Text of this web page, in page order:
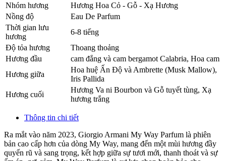
Nhóm hương
Hương Hoa Cỏ - Gỗ - Xạ Hương
Nồng độ
Eau De Parfum
Thời gian lưu
hương
6-8 tiếng
Độ tỏa hương
Thoang thoảng
Hương đầu
cam đắng và cam bergamot Calabria, Hoa cam
Hương giữa
Hoa huệ Ấn Độ và Ambrette (Musk Mallow),
Iris Pallida
Hương cuối
Hương Va ni Bourbon và Gỗ tuyết tùng, Xạ
hương trắng
Thông tin chi tiết
Ra mắt vào năm 2023, Giorgio Armani My Way Parfum là phiên
bản cao cấp hơn của dòng My Way, mang đến một mùi hương đầy
quyến rũ và sang trọng, kết hợp giữa sự tươi mới, thanh thoát và sự